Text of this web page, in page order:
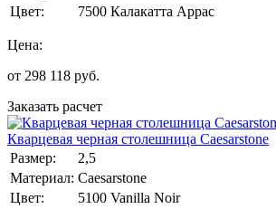
Цвет:
7500 Калакатта Аррас
Цена:
от 298 118 руб.
Заказать расчет
Кварцевая черная столешница Caesarstone
Размер:
2,5
Материал: Caesarstone
Цвет:
5100 Vanilla Noir